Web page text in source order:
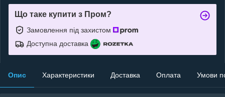
Що таке купити з Пром?
Замовлення під захистом
Доступна доставка
Опис Характеристики Доставка Оплата Умови